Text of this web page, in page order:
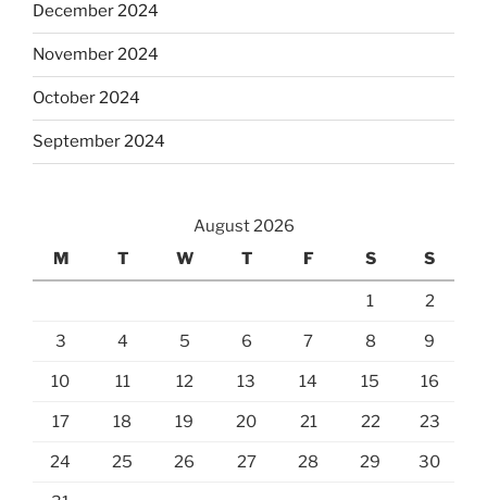
December 2024
November 2024
October 2024
September 2024
August 2026
M
T W T F S S
1 2
3 4 5 6 7 8 9
10 11 12 13 14 15 16
17 18 19 20 21 22 23
24 25 26 27 28 29 30